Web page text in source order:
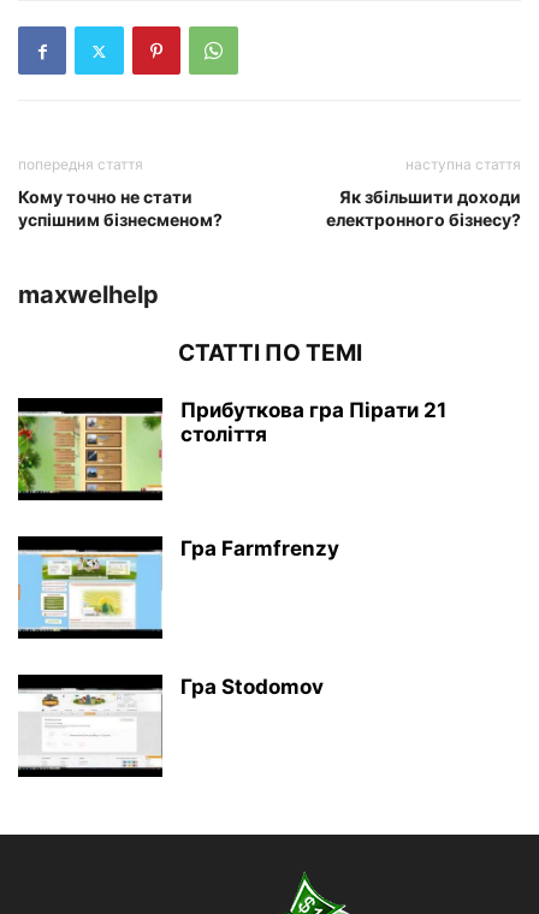
попередня стаття
Кому точно не стати
успішним бізнесменом?
наступна стаття
Як збільшити доходи
електронного бізнесу?
maxwelhelp
СТАТТІ ПО ТЕМІ
Прибуткова гра Пірати 21
століття
Гра Farmfrenzy
Гра Stodomov